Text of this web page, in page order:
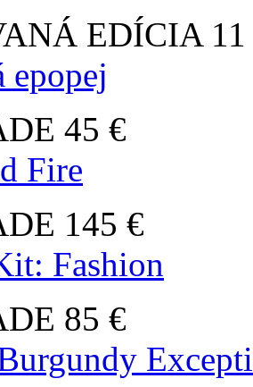
EDÍCIA
epopej
45 €
Fire
145 €
Fashion
85 €